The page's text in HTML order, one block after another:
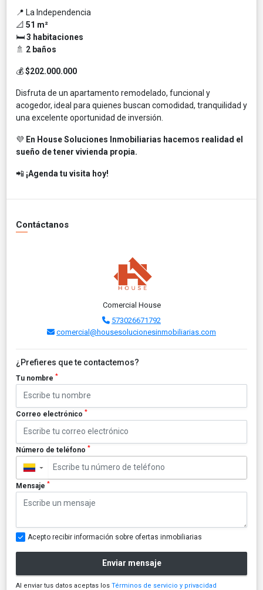
📍 La Independencia
📐 51 m²
🛏️3 habitaciones
🚿 2 baños
💰$202.000.000
Disfruta de un apartamento remodelado, funcional y
acogedor, ideal para quienes buscan comodidad, tranquilidad y
una excelente oportunidad de inversión.
💜 En House Soluciones Inmobiliarias hacemos realidad el
sueño de tener vivienda propia.
📲 ¡Agenda tu visita hoy!
Contáctanos
Comercial House
573026671792
comercial@housesolucionesinmobiliarias.com
¿Prefieres que te contactemos?
Tu nombre *
Correo electrónico *
Número de teléfono *
▼
Mensaje *
Acepto recibir información sobre ofertas inmobiliarias
Enviar mensaje
Al enviar tus datos aceptas los Términos de servicio y privacidad